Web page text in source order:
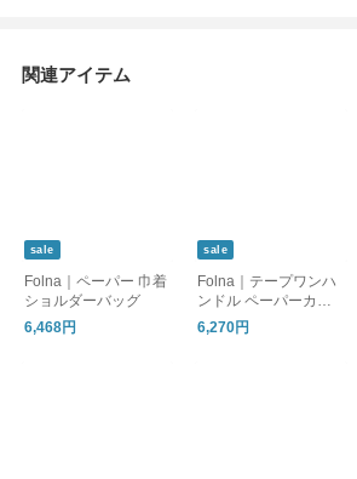
関連アイテム
sale
Folna｜ペーパー 巾着
ショルダーバッグ
6,468円
sale
Folna｜テープワンハ
ンドル ペーパーカゴ
バッグ
6,270円